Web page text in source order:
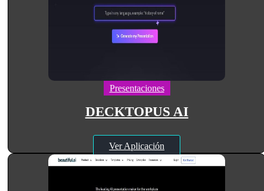
Presentaciones
DECKTOPUS AI
Ver Aplicación